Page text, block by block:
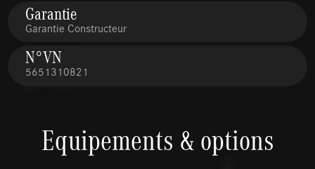
Garantie
Garantie Constructeur
N°VN
5651310821
Equipements & options